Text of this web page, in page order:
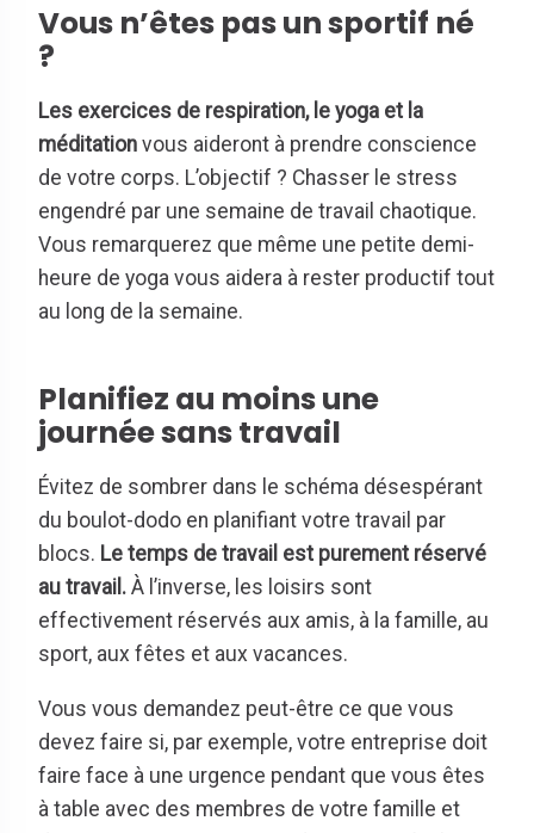
Vous n’êtes pas un sportif né
?
Les exercices de respiration, le yoga et la
méditation vous aideront à prendre conscience
de votre corps. L’objectif ? Chasser le stress
engendré par une semaine de travail chaotique.
Vous remarquerez que même une petite demi-
heure de yoga vous aidera à rester productif tout
au long de la semaine.
Planifiez au moins une
journée sans travail
Évitez de sombrer dans le schéma désespérant
du boulot-dodo en planifiant votre travail par
blocs. Le temps de travail est purement réservé
au travail. À l’inverse, les loisirs sont
effectivement réservés aux amis, à la famille, au
sport, aux fêtes et aux vacances.
Vous vous demandez peut-être ce que vous
devez faire si, par exemple, votre entreprise doit
faire face à une urgence pendant que vous êtes
à table avec des membres de votre famille et